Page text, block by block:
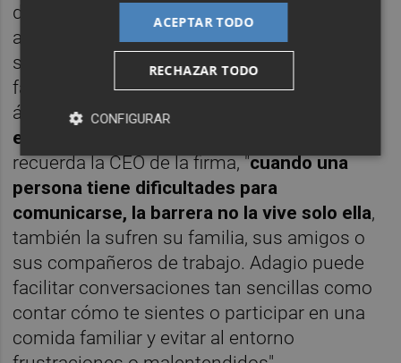
dificultades en el habla tengan más y mejor
acceso a la educación, al empleo, a los
servicios digitales y a la vida social
facilitando su inclusión en todos los
ámbitos. Además,su entorno se ve
enormemente beneficiado
recuerda la CEO de la firma, "cuando una
persona tiene dificultades para
comunicarse, la barrera no la vive solo ella,
también la sufren su familia, sus amigos o
sus compañeros de trabajo. Adagio puede
facilitar conversaciones tan sencillas como
contar cómo te sientes o participar en una
comida familiar y evitar al entorno
ACEPTAR TODO
RECHAZAR TODO
CONFIGURAR